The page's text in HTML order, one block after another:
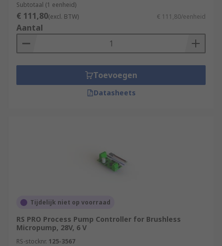
Subtotaal (1 eenheid)
€ 111,80(excl. BTW) € 111,80/eenheid
Aantal
Toevoegen
Datasheets
Tijdelijk niet op voorraad
RS PRO Process Pump Controller for Brushless
Micropump, 28V, 6 V
RS-stocknr. 125-3567